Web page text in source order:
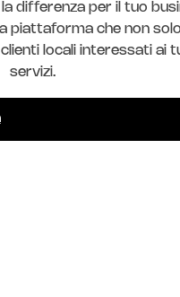
differenza per il tuo
piattaforma che non
locali interessati ai
servizi.